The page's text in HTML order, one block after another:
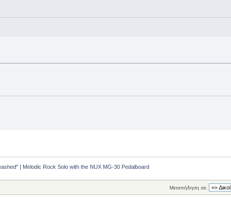
| Melodic Rock Solo with the NUX MG-30 Pedalboard
Μεταπήδηση σε: